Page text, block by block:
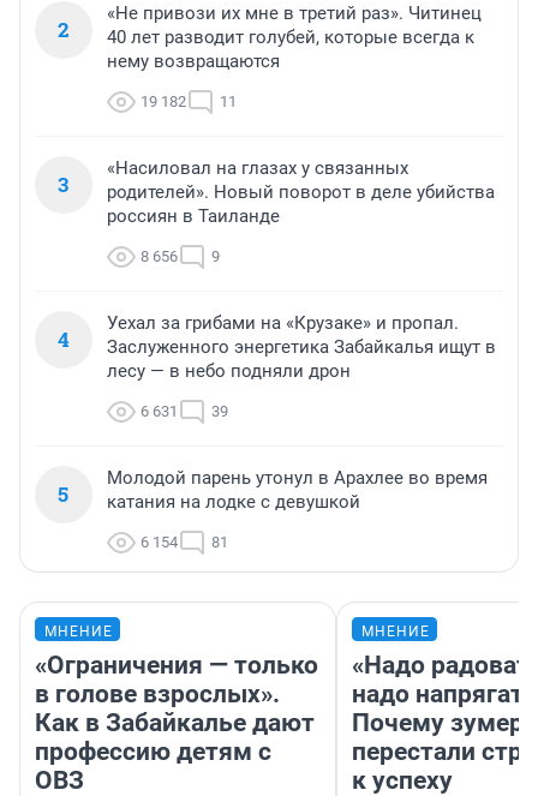
2
«Не привози их мне в третий раз». Читинец
40 лет разводит голубей, которые всегда к
нему возвращаются
19 182 11
3
«Насиловал на глазах у связанных
родителей». Новый поворот в деле убийства
россиян в Таиланде
8 656 9
4
Уехал за грибами на «Крузаке» и пропал.
Заслуженного энергетика Забайкалья ищут в
лесу — в небо подняли дрон
6 631 39
5
Молодой парень утонул в Арахлее во время
катания на лодке с девушкой
6 154 81
МНЕНИЕ
«Ограничения — только
в голове взрослых».
Как в Забайкалье дают
профессию детям с
ОВЗ
МНЕНИЕ
«Надо
надо
Почему
перестали
к успеху